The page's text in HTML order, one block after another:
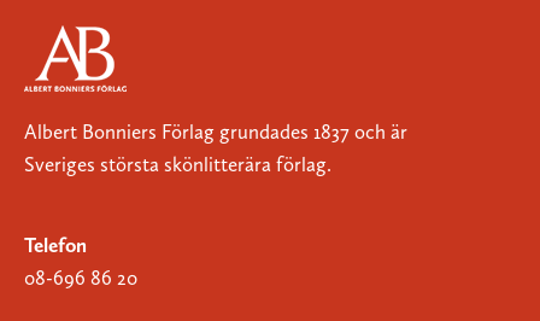
Albert Bonniers Förlag grundades 1837 och är
Sveriges största skönlitterära förlag.
Telefon
08-696 86 20